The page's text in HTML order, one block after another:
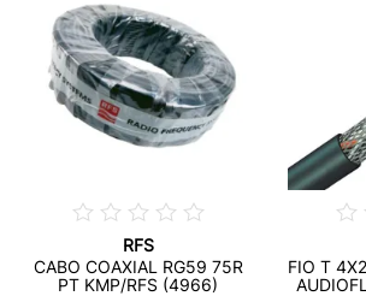
RFS
CABO COAXIAL RG59 75R
PT KMP/RFS (4966)
FIO T